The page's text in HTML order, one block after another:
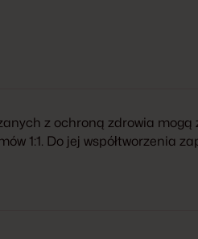
z ochroną zdrowia mogą
1:1. Do jej współtworzenia